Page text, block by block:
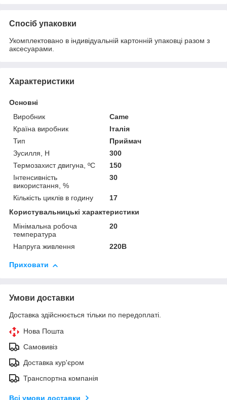
Спосіб упаковки
Укомплектовано в індивідуальній картонній упаковці разом з
аксесуарами.
Характеристики
Основні
Виробник
Came
Країна виробник
Італія
Тип
Приймач
Зусилля, Н
300
Термозахист двигуна, ºС
150
Інтенсивність
використання, %
30
Кількість циклів в годину
17
Користувальницькі характеристики
Мінімальна робоча
температура
20
Напруга живлення 220В
Приховати
Умови доставки
Доставка здійснюється тільки по передоплаті.
Нова Пошта
Самовивіз
Доставка кур'єром
Транспортна компанія
Всі умови доставки